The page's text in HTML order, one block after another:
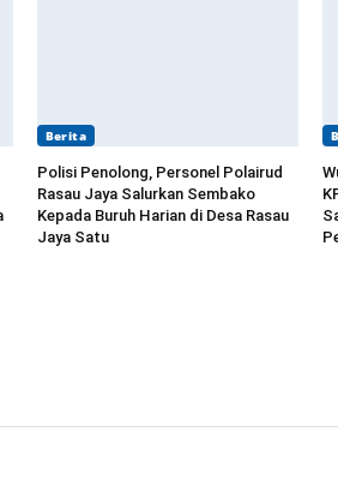
Berita
Polisi Penolong, Personel Polairud
Rasau Jaya Salurkan Sembako
Kepada Buruh Harian di Desa Rasau
Jaya Satu